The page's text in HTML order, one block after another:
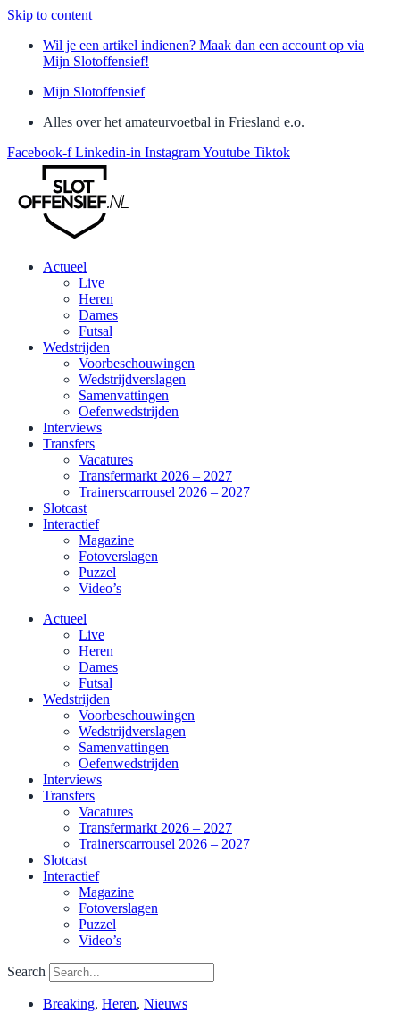
Skip to content
Wil je een artikel indienen? Maak dan een account op via
Mijn Slotoffensief!
Mijn Slotoffensief
Alles over het amateurvoetbal in Friesland e.o.
Facebook-f Linkedin-in InstagramYoutube Tiktok
Actueel
Live
Heren
Dames
Futsal
Wedstrijden
Voorbeschouwingen
Wedstrijdverslagen
Samenvattingen
Oefenwedstrijden
Interviews
Transfers
Vacatures
Transfermarkt 2026 – 2027
Trainerscarrousel 2026 – 2027
Slotcast
Interactief
Magazine
Fotoverslagen
Puzzel
Video’s
Actueel
Live
Heren
Dames
Futsal
Wedstrijden
Voorbeschouwingen
Wedstrijdverslagen
Samenvattingen
Oefenwedstrijden
Interviews
Transfers
Vacatures
Transfermarkt 2026 – 2027
Trainerscarrousel 2026 – 2027
Slotcast
Interactief
Magazine
Fotoverslagen
Puzzel
Video’s
Search
Breaking, Heren, Nieuws